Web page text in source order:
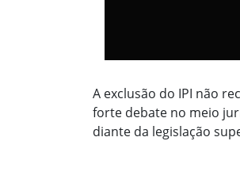
A exclusão do IPI não
forte debate no meio
diante da legislação